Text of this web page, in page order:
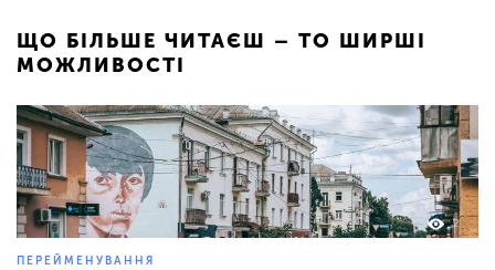
ЩО БІЛЬШЕ ЧИТАЄШ – ТО ШИРШІ
МОЖЛИВОСТІ
2
ПЕРЕЙМЕНУВАННЯ